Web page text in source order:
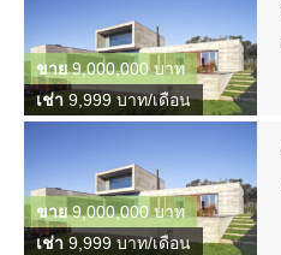
เช่า 9,999 บาท/เดือน
ขาย9,000,000 บาท
เช่า 9,999 บาท/เดือน
ขาย9,000,000 บาท